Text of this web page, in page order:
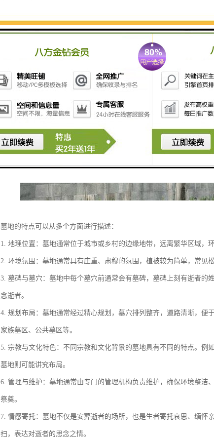
墓地的特点可以从多个方面进行描述：
1. 地理位置：墓地通常位于城市或乡村的边缘地带，远离繁华区域，
2. 环境氛围：墓地通常具有庄重、肃穆的氛围，植被较为简单，常见
3. 墓碑与墓穴：墓地中每个墓穴前通常会有墓碑，墓碑上刻有逝者
念逝者。
4. 规划布局：墓地通常经过精心规划，墓穴排列整齐，道路清晰，便
家族墓区、公共墓区等。
5. 宗教与文化特色：不同宗教和文化背景的墓地具有不同的特点。例
墓地则可能讲究布局。
6. 管理与维护：墓地通常由专门的管理机构负责维护，确保环境整洁
祭奠。
7. 情感寄托：墓地不仅是安葬逝者的场所，也是生者寄托哀思、缅
扫，表达对逝者的思念之情。